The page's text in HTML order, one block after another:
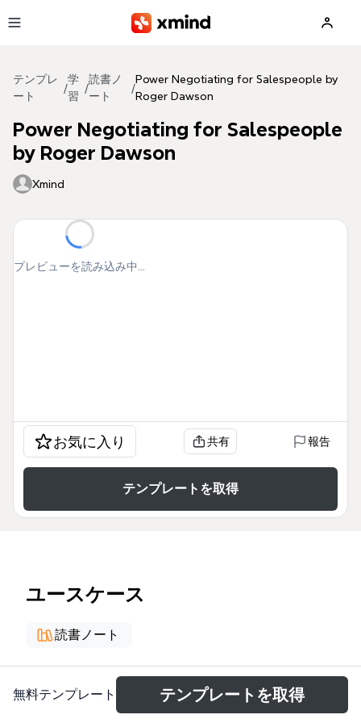
テンプレ
ート
/
学
習
/
読書ノ
ート
/
Power Negotiating for Salespeople by
Roger Dawson
Power Negotiating for Salespeople
by Roger Dawson
Xmind
プレビューを読み込み中...
お気に入り 共有 報告
テンプレートを取得
ユースケース
読書ノート
概要
無料テンプレート テンプレートを取得